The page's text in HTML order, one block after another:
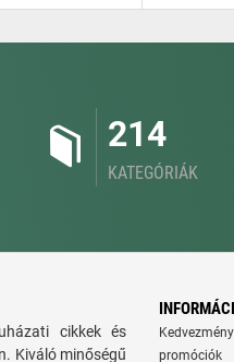
214
KATEGÓRIÁK
cikkek és
Kiváló minőségű
promóciók